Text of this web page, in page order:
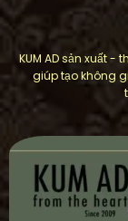
KUM AD sản xuất
giúp tạo không